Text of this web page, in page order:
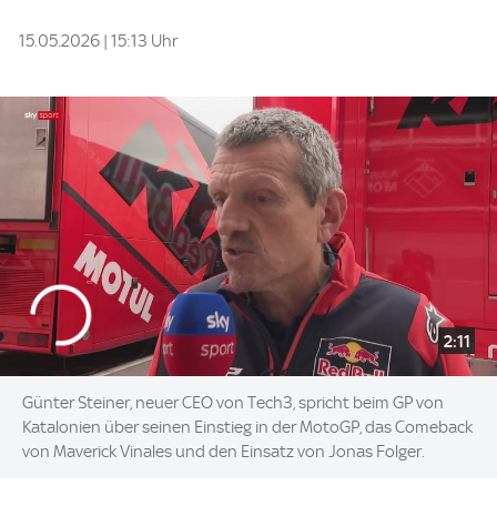
15.05.2026 | 15:13 Uhr
2:11
Günter Steiner, neuer CEO von Tech3, spricht beim GP von
Katalonien über seinen Einstieg in der MotoGP, das Comeback
von Maverick Vinales und den Einsatz von Jonas Folger.